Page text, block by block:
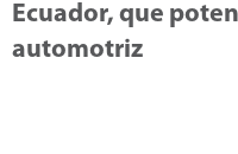
Ecuador, que
automotriz